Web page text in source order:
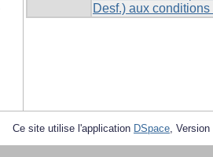
Desf.) aux
Ce site utilise l'application DSpace,